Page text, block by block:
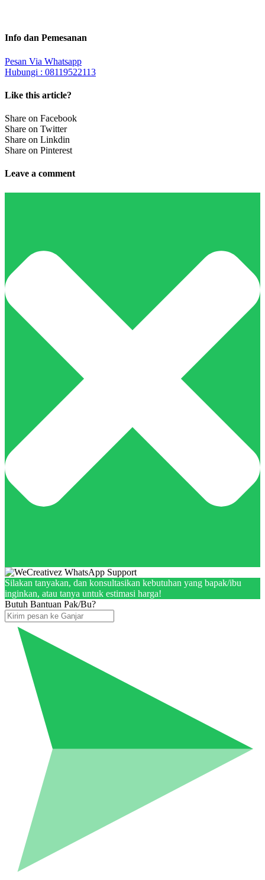
Info dan Pemesanan
Pesan Via Whatsapp
Hubungi : 08119522113
Like this article?
Share on Facebook
Share on Twitter
Share on Linkdin
Share on Pinterest
Leave a comment
Silakan tanyakan, dan konsultasikan kebutuhan yang bapak/ibu
inginkan, atau tanya untuk estimasi harga!
Butuh Bantuan Pak/Bu?